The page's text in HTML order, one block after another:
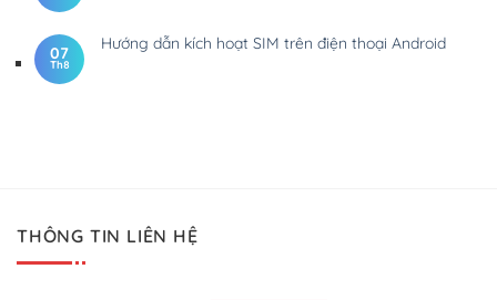
07
Th8
Hướng dẫn kích hoạt SIM trên điện thoại Android
THÔNG TIN LIÊN HỆ